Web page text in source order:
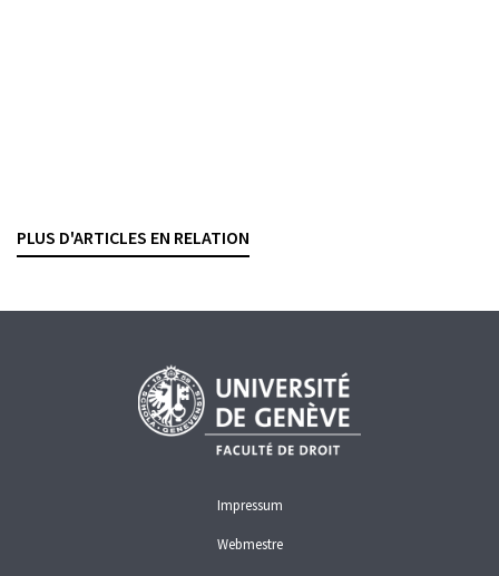
Genève, Schulthess, 2024
PLUS D'ARTICLES EN RELATION
Impressum
Webmestre